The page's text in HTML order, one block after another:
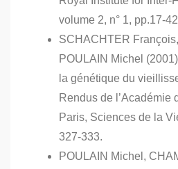
volume 2, n° 1, pp.17-
SCHACHTER
POULAIN Michel
la génétique du
Rendus de l’Académie
Paris, Sciences de la
327-333.
POULAIN Michel,